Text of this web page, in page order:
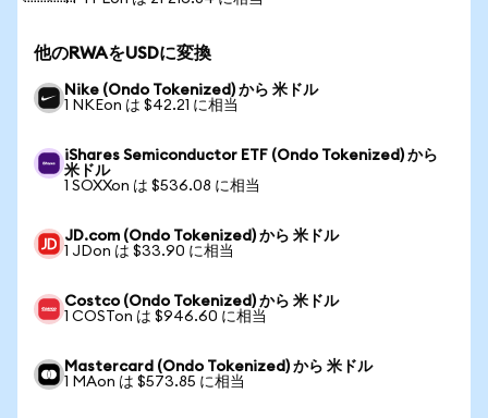
他のRWAをUSDに変換
Nike (Ondo Tokenized) から 米ドル
1 NKEon は $42.21 に相当
iShares Semiconductor ETF (Ondo Tokenized) から
米ドル
1 SOXXon は $536.08 に相当
JD.com (Ondo Tokenized) から 米ドル
1 JDon は $33.90 に相当
Costco (Ondo Tokenized) から 米ドル
1 COSTon は $946.60 に相当
Mastercard (Ondo Tokenized) から 米ドル
1 MAon は $573.85 に相当